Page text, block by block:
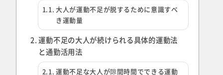
大人が運動不足が脱するために意識すべ
き運動量
運動不足の大人が続けられる具体的運動法
と通勤活用法
運動不足な大人が隙間時間でできる運動